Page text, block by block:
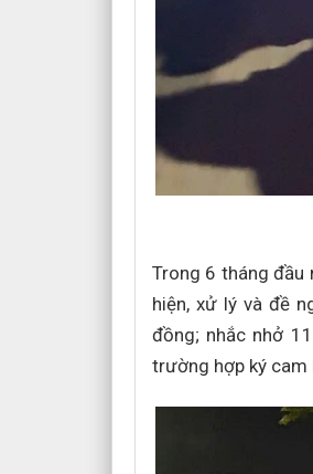
Trong 6 tháng đầu
hiện, xử lý và đề
đồng; nhắc nhở
trường hợp ký cam